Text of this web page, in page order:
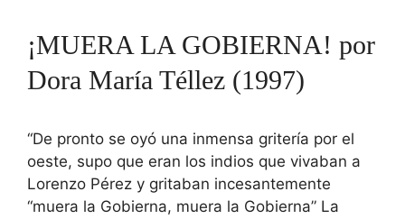
¡MUERA LA GOBIERNA! por
Dora María Téllez (1997)
“De pronto se oyó una inmensa gritería por el
oeste, supo que eran los indios que vivaban a
Lorenzo Pérez y gritaban incesantemente
“muera la Gobierna, muera la Gobierna” La